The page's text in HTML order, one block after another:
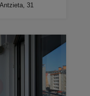
31